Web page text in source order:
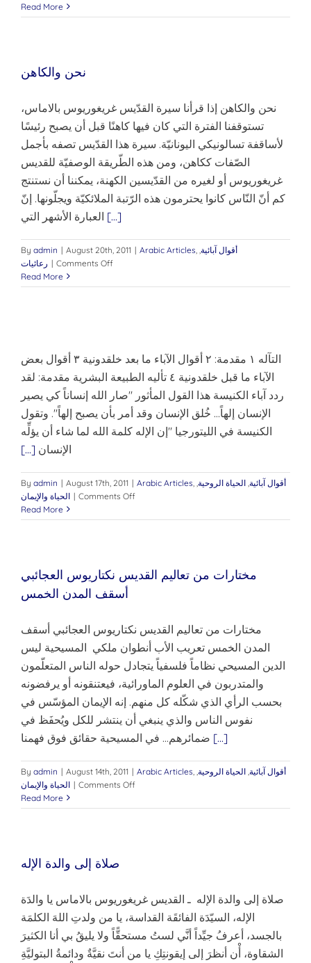
للقدّيس
Read More
نحن والكاهن
نحن والكاهن إذا قرأنا سيرة القدّيس غريغوريوس بالاماس،
تستوقفنا الفترة التي كان فيها كاهنًا قبل أن يصبح رئيسًا
لأساقفة تسالونيكي اليونانيّة. سيرة هذا القدّيس تصفه بأجمل
الصّفات ككاهن، ومن هذه الطّريقة الوصفيّة للقديس
غريغوريوس أو لغيره من القدّيسين الكهنة، يمكننا أن نستنتج
كم أنّ النّاس كانوا يحترمون هذه الرّتبة الملائكيّة ويجلّونها. إنّ
[...]
By admin | August 20th, 2011 | Arabic Articles أقوال آبائية
رعائيات | Comments Offon
والكاهن
Read More
‫التآله ١ مقدمة: ٢ أقوال الآباء ما بعد خلقدونية ٣ أقوال بعض
الآباء ما قبل خلقدونية ٤ تأليه الطبيعة البشرية مقدمة: لقد
ردد آباء الكنيسة هذا القول المأثور "صار الله إنساناً كي يصير
الإنسان إلهاً… خُلق الإنسان وقد أمر بأن يصبح إلهاً". وتقول
الكنيسة في الليتورجيا "إن الإله كلمة الله لما شاء أن يؤلِّه
الإنسان [...]
By admin | August 17th, 2011 | Arabic Articles أقوال آبائية الحياة الروحية
الحياة والإيمان | Comments Offon
Read More
مختارات من تعاليم القديس نكتاريوس العجائبي
أسقف المدن الخمس
مختارات من تعاليم القديس نكتاريوس العجائبي أسقف
المدن الخمس تعريب الأب أنطوان ملكي المسيحية ليس
الدين المسيحي نظاماً فلسفياً يتجادل حوله الناس المتعلّمون
والمتدربون في العلوم الماورائية، فيعتنقونه أو يرفضونه
بحسب الرأي الذي شكّله كل منهم. إنه الإيمان المؤسّس في
نفوس الناس والذي ينبغي أن ينتشر للكل ويُحفَظ في
[...]
By admin | August 14th, 2011 | Arabic Articles أقوال آبائية الحياة الروحية
الحياة والإيمان | Comments Offon
من
الخمس
Read More
صلاة إلى والدة الإله
صلاة إلى والدة الإله ـ القديس غريغوريوس بالاماس يا والدَة
الإله، السيّدَة الفائقَة القداسة، يا من ولدتِ اللهَ الكلمَة
بالجسد، أعرفُ جيِّداً أنَّي لستُ مستحقًّاً ولا يليقُ بي أنا الكثيرَ
الشقاوة، أْن أنظرَ إلى إيقونتِكِ يا من أنتَ نقيَّةٌ ودائمةُ البتوليَّةِ